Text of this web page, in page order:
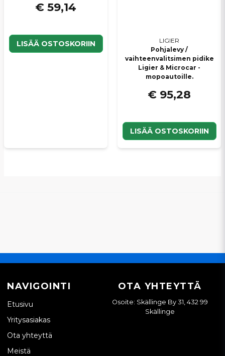
€ 59,14
LISÄÄ OSTOSKORIIN
LIGIER
Pohjalevy /
vaihteenvalitsimen pidike
Ligier & Microcar -
mopoautoille.
€ 95,28
LISÄÄ OSTOSKORIIN
NAVIGOINTI
Etusivu
Yritysasiakas
Ota yhteyttä
Meistä
OTA YHTEYTTÄ
Osoite: Skällinge By 31, 432 99
Skällinge